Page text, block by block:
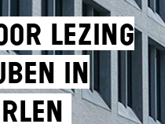
lezing
in